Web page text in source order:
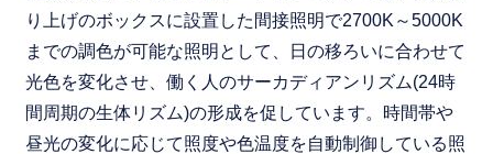
り上げのボックスに設置した間接照明で2700K～5000K
までの調色が可能な照明として、日の移ろいに合わせて
光色を変化させ、働く人のサーカディアンリズム(24時
間周期の生体リズム)の形成を促しています。時間帯や
昼光の変化に応じて照度や色温度を自動制御している照